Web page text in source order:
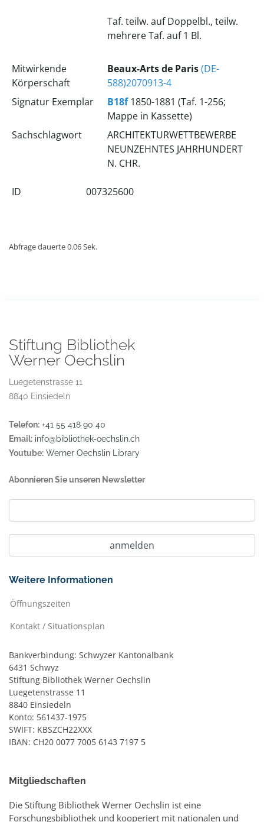
Taf. teilw. auf Doppelbl., teilw.
mehrere Taf. auf 1 Bl.
Mitwirkende
Körperschaft
Beaux-Arts de Paris(DE-
588)2070913-4
Signatur Exemplar
B18f1850-1881 (Taf. 1-256;
Mappe in Kassette)
Sachschlagwort
ARCHITEKTURWETTBEWERBE
NEUNZEHNTES JAHRHUNDERT
N. CHR.
ID 007325600
Abfrage dauerte 0.06 Sek.
Stiftung Bibliothek
Werner Oechslin
Luegetenstrasse 11
8840 Einsiedeln
Telefon: +41 55 418 90 40
Email: info@bibliothek-oechslin.ch
Youtube: Werner Oechslin Library
Abonnieren Sie unseren Newsletter
Weitere Informationen
Öffnungszeiten
Kontakt / Situationsplan
Bankverbindung: Schwyzer Kantonalbank
6431 Schwyz
Stiftung Bibliothek Werner Oechslin
Luegetenstrasse 11
8840 Einsiedeln
Konto: 561437-1975
SWIFT: KBSZCH22XXX
IBAN: CH20 0077 7005 6143 7197 5
Mitgliedschaften
Die Stiftung Bibliothek Werner Oechslin ist eine
Forschungsbibliothek und kooperiert mit nationalen und